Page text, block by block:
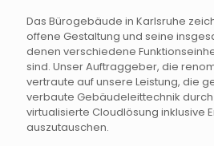
Das Bürogebäude in Karlsruhe
offene Gestaltung und seine
denen verschiedene
sind. Unser Auftraggeber, die
vertraute auf unsere Leistung, die
verbaute Gebäudeleittechnik
virtualisierte Cloudlösung inklusive
auszutauschen.